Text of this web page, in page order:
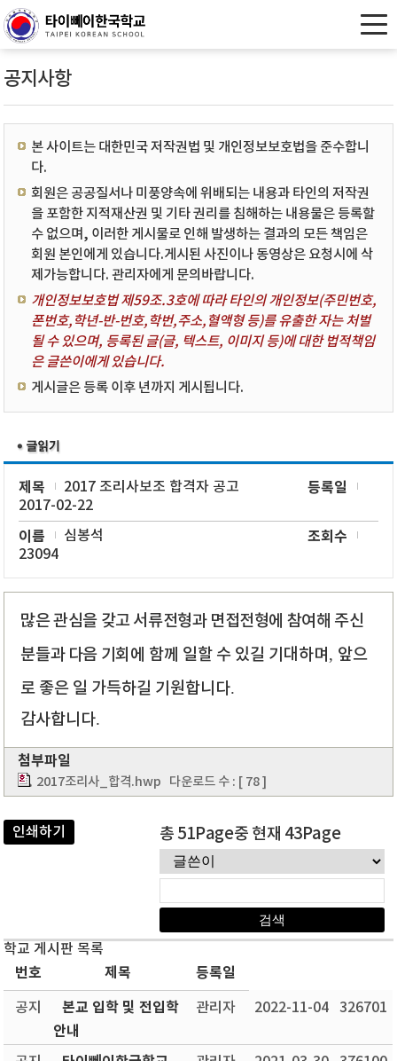
공지사항
본 사이트는 대한민국 저작권법 및 개인정보보호법을 준수합니
다.
회원은 공공질서나 미풍양속에 위배되는 내용과 타인의 저작권
을 포함한 지적재산권 및 기타 권리를 침해하는 내용물은 등록할
수 없으며, 이러한 게시물로 인해 발생하는 결과의 모든 책임은
회원 본인에게 있습니다.게시된 사진이나 동영상은 요청시에 삭
제가능합니다. 관리자에게 문의바랍니다.
개인정보보호법 제59조.3호에 따라 타인의 개인정보(주민번호,
폰번호,학년-반-번호,학번,주소,혈액형 등)를 유출한 자는 처벌
될 수 있으며, 등록된 글(글, 텍스트, 이미지 등)에 대한 법적책임
은 글쓴이에게 있습니다.
게시글은 등록 이후 년까지 게시됩니다.
제목 2017 조리사보조 합격자 공고 등록일
2017-02-22
이름 심봉석 조회수
23094
많은 관심을 갖고 서류전형과 면접전형에 참여해 주신
분들과 다음 기회에 함께 일할 수 있길 기대하며 , 앞으
로 좋은 일 가득하길 기원합니다.
감사합니다.
첨부파일
2017조리사_합격.hwp 다운로드 수 : [ 78 ]
인쇄하기 총 51Page중 현재 43Page
학교 게시판 목록
번호 제목 등록일
공지
본교 입학 및 전입학
안내
관리자 2022-11-04 326701